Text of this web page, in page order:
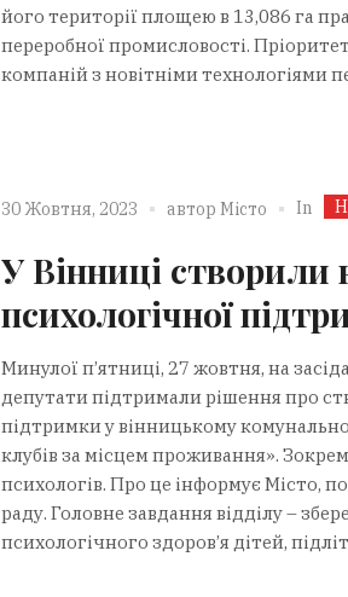
його території площею в 13,086 га
переробної промисловості.
компаній з новітніми технологіями
30 Жовтня, 2023 автор Місто In
У Вінниці створили
психологічної
Минулої п’ятниці, 27 жовтня, на
депутати підтримали рішення про
підтримки у вінницькому
клубів за місцем проживання».
психологів. Про це інформує Місто,
раду. Головне завдання відділу –
психологічного здоров’я дітей,